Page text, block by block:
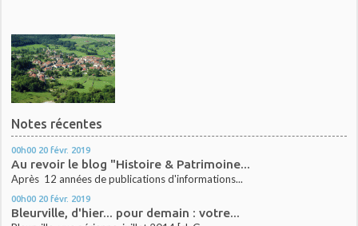
Notes récentes
00h00 20 févr. 2019
Au revoir le blog "Histoire & Patrimoine...
Après 12 années de publications d'informations...
00h00 20 févr. 2019
Bleurville, d'hier... pour demain : votre...